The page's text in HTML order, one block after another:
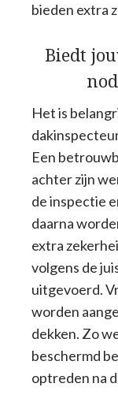
bieden extra
Biedt
Het is
Een
achter zijn
de inspectie
daarna
extra
volgens de
uitgevoerd.
worden
dekken. Zo
beschermd
optreden na